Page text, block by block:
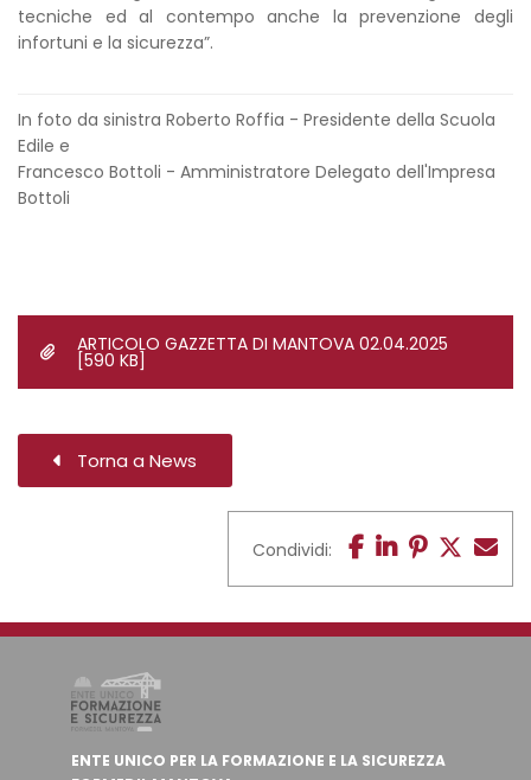
tecniche ed al contempo anche la prevenzione degli
infortuni e la sicurezza”.
In foto da sinistra Roberto Roffia - Presidente della Scuola
Edile e
Francesco Bottoli - Amministratore Delegato dell'Impresa
Bottoli
ARTICOLO GAZZETTA DI MANTOVA 02.04.2025
[590 KB]
Torna a News
Condividi:
ENTE UNICO PER LA FORMAZIONE E LA SICUREZZA